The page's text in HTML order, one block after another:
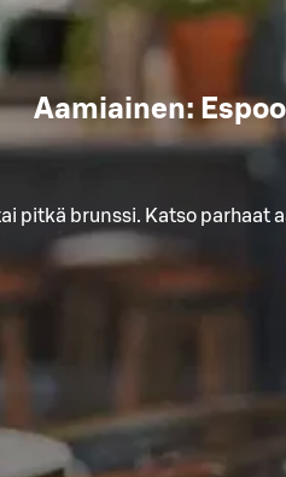
Aamiainen: Espoo
pitkä brunssi. Katso parhaat